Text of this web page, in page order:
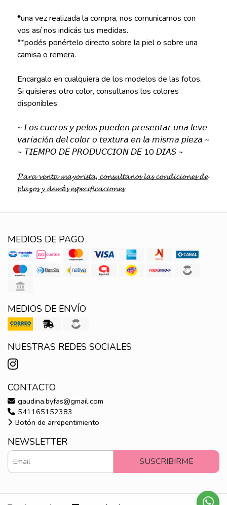
*una vez realizada la compra, nos comunicamos con
vos así nos indicás tus medidas.
**podés ponértelo directo sobre la piel o sobre una
camisa o remera.
Encargalo en cualquiera de los modelos de las fotos.
Si quisieras otro color, consultanos los colores
disponibles.
~ 𝘓𝘰𝘴 𝘤𝘶𝘦𝘳𝘰𝘴 𝘺 𝘱𝘦𝘭𝘰𝘴 𝘱𝘶𝘦𝘥𝘦𝘯 𝘱𝘳𝘦𝘴𝘦𝘯𝘵𝘢𝘳 𝘶𝘯𝘢 𝘭𝘦𝘷𝘦
𝘷𝘢𝘳𝘪𝘢𝘤𝘪ó𝘯 𝘥𝘦𝘭 𝘤𝘰𝘭𝘰𝘳 𝘰 𝘵𝘦𝘹𝘵𝘶𝘳𝘢 𝘦𝘯 𝘭𝘢 𝘮𝘪𝘴𝘮𝘢 𝘱𝘪𝘦𝘻𝘢 ~
~ 𝘛𝘐𝘌𝘔𝘗𝘖 𝘋𝘌 𝘗𝘙𝘖𝘋𝘜𝘊𝘊𝘐𝘖𝘕 𝘋𝘌 10 𝘋𝘐𝘈𝘚 ~
𝓟𝓪𝓻𝓪 𝓿𝓮𝓷𝓽𝓪 𝓶𝓪𝔂𝓸𝓻𝓲𝓼𝓽𝓪, 𝓬𝓸𝓷𝓼𝓾𝓵𝓽𝓪𝓷𝓸𝓼 𝓵𝓪𝓼 𝓬𝓸𝓷𝓭𝓲𝓬𝓲𝓸𝓷𝓮𝓼 𝓭𝓮
𝓹𝓵𝓪𝔃𝓸𝓼 𝔂 𝓭𝓮𝓶á𝓼 𝓮𝓼𝓹𝓮𝓬𝓲𝓯𝓲𝓬𝓪𝓬𝓲𝓸𝓷𝓮𝓼.
MEDIOS DE PAGO
MEDIOS DE ENVÍO
NUESTRAS REDES SOCIALES
CONTACTO
gaudina.byfas@gmail.com
541165152383
Botón de arrepentimiento
NEWSLETTER
SUSCRIBIRME